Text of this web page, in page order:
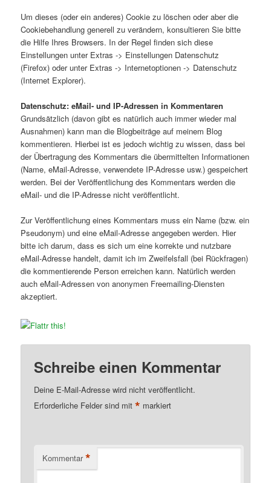
Um dieses (oder ein anderes) Cookie zu löschen oder aber die
Cookiebehandlung generell zu verändern, konsultieren Sie bitte
die Hilfe Ihres Browsers. In der Regel finden sich diese
Einstellungen unter Extras -> Einstellungen Datenschutz
(Firefox) oder unter Extras -> Internetoptionen -> Datenschutz
(Internet Explorer).
Datenschutz: eMail- und IP-Adressen in Kommentaren
Grundsätzlich (davon gibt es natürlich auch immer wieder mal
Ausnahmen) kann man die Blogbeiträge auf meinem Blog
kommentieren. Hierbei ist es jedoch wichtig zu wissen, dass bei
der Übertragung des Kommentars die übermittelten Informationen
(Name, eMail-Adresse, verwendete IP-Adresse usw.) gespeichert
werden. Bei der Veröffentlichung des Kommentars werden die
eMail- und die IP-Adresse nicht veröffentlicht.
Zur Veröffentlichung eines Kommentars muss ein Name (bzw. ein
Pseudonym) und eine eMail-Adresse angegeben werden. Hier
bitte ich darum, dass es sich um eine korrekte und nutzbare
eMail-Adresse handelt, damit ich im Zweifelsfall (bei Rückfragen)
die kommentierende Person erreichen kann. Natürlich werden
auch eMail-Adressen von anonymen Freemailing-Diensten
akzeptiert.
Schreibe einen Kommentar
Deine E-Mail-Adresse wird nicht veröffentlicht.
Erforderliche Felder sind mit* markiert
Kommentar *